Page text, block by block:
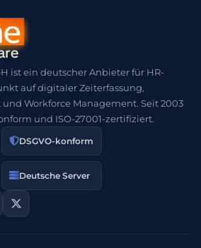
ist ein deutscher Anbieter für HR-
auf digitaler Zeiterfassung,
Workforce Management. Seit 2003
und ISO-27001-zertifiziert.
DSGVO-konform
Deutsche Server